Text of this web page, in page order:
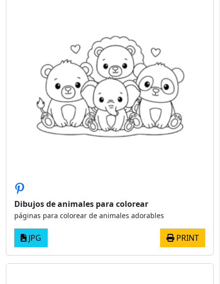
Dibujos de animales para colorear
páginas para colorear de animales adorables​
JPG PRINT